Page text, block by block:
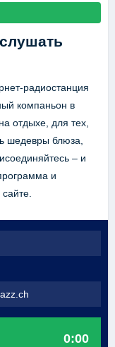
слушать
радиостанция
компаньон в
отдыхе, для тех,
шедевры блюза,
– и
и
0:00